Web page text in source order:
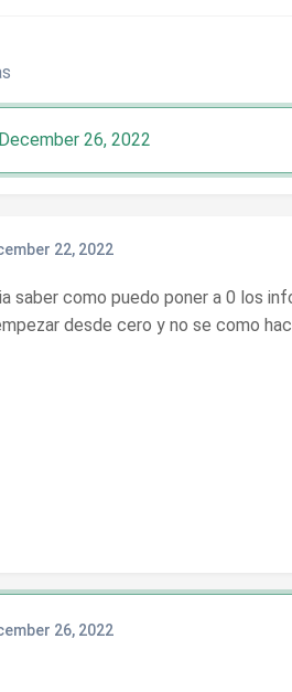
December 26, 2022
22, 2022
saber como puedo poner a 0 los
desde cero y no se como
26, 2022